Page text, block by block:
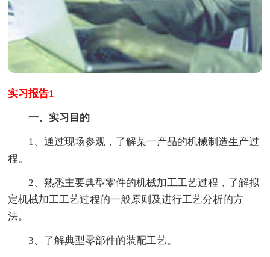
实习报告1
一、实习目的
1、通过现场参观，了解某一产品的机械制造生产过
程。
2、熟悉主要典型零件的机械加工工艺过程，了解拟
定机械加工工艺过程的一般原则及进行工艺分析的方
法。
3、了解典型零部件的装配工艺。